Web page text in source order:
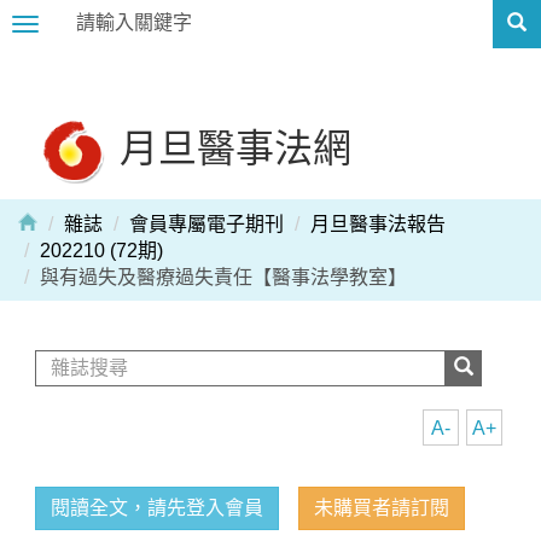
Toggle
月旦醫事法網
雜誌 會員專屬電子期刊
月旦醫事法報告
202210 (72期)
與有過失及醫療過失責任【醫事法學教室】
A+
A-
閱讀全文，請先登入會員 未購買者請訂閱